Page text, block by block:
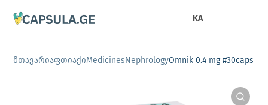
KA
მთავარიაფთიაქიMedicinesNephrologyOmnik 0.4 mg #30caps